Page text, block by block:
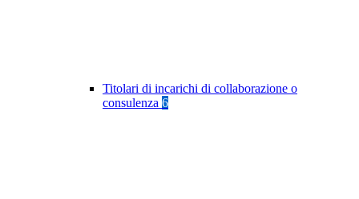
Titolari di incarichi di collaborazione o
consulenza 6